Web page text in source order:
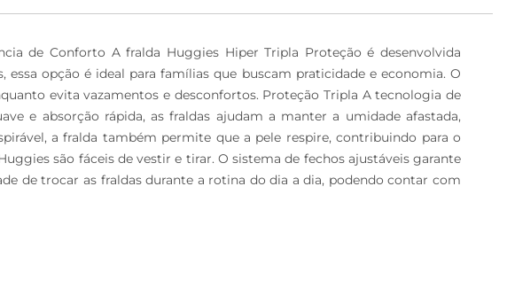
de Conforto A fralda Huggies Hiper Tripla Proteção é desenvolvida
opção é ideal para famílias que buscam praticidade e economia. O
evita vazamentos e desconfortos. Proteção Tripla A tecnologia de
e absorção rápida, as fraldas ajudam a manter a umidade afastada,
a fralda também permite que a pele respire, contribuindo para o
são fáceis de vestir e tirar. O sistema de fechos ajustáveis garante
de trocar as fraldas durante a rotina do dia a dia, podendo contar com